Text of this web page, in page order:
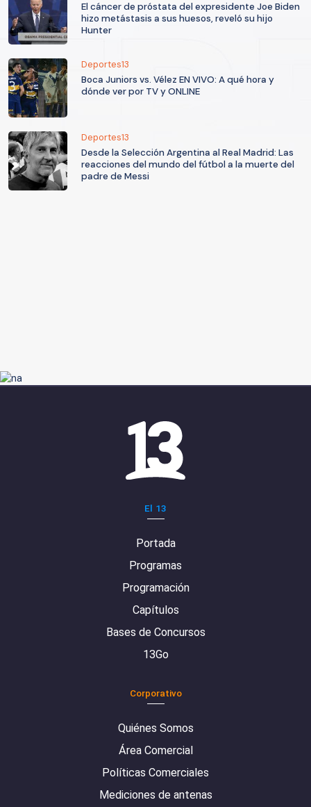
El cáncer de próstata del expresidente Joe Biden
hizo metástasis a sus huesos, reveló su hijo
Hunter
Deportes13
Boca Juniors vs. Vélez EN VIVO: A qué hora y
dónde ver por TV y ONLINE
Deportes13
Desde la Selección Argentina al Real Madrid: Las
reacciones del mundo del fútbol a la muerte del
padre de Messi
El 13
Portada
Programas
Programación
Capítulos
Bases de Concursos
13Go
Corporativo
Quiénes Somos
Área Comercial
Políticas Comerciales
Mediciones de antenas